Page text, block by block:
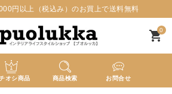
円以上（税込み）のお買上で送料無料
0
shopping_cart
オシ商品 商品検索 お問合せ